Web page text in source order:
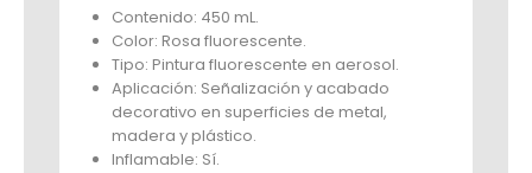
Contenido: 450 mL.
Color: Rosa fluorescente.
Tipo: Pintura fluorescente en aerosol.
Aplicación: Señalización y acabado
decorativo en superficies de metal,
madera y plástico.
Inflamable: Sí.